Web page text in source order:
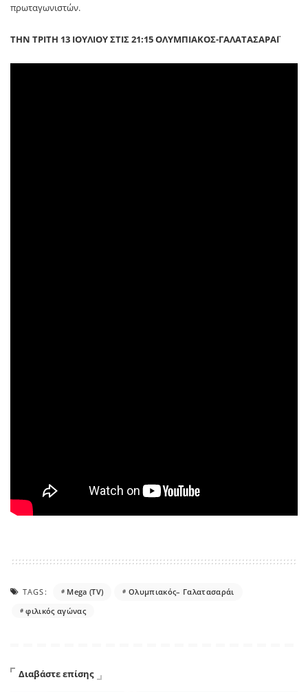
πρωταγωνιστών.
ΤΗΝ ΤΡΙΤΗ 13 ΙΟΥΛΙΟΥ ΣΤΙΣ 21:15 ΟΛΥΜΠΙΑΚΟΣ-ΓΑΛΑΤΑΣΑΡΑΪ
TAGS: Mega (TV)
Ολυμπιακός– Γαλατασαράι
φιλικός αγώνας
Διαβάστε επίσης